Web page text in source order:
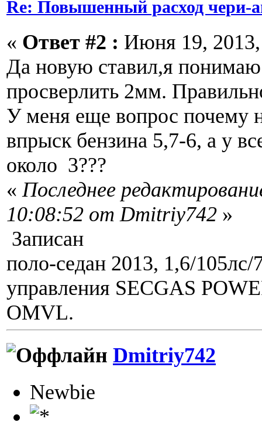
Re: Повышенный расход чери-
« Ответ #2 : Июня 19,
Да новую ставил,я понимаю
просверлить 2мм.
У меня еще вопрос почему
впрыск бензина 5,7-6, а у
около 3???
« Последнее
10:08:52 от Dmitriy742 »
Записан
поло-седан 2013, 1,6/105лс/
управления SECGAS
OMVL.
Dmitriy742
Newbie